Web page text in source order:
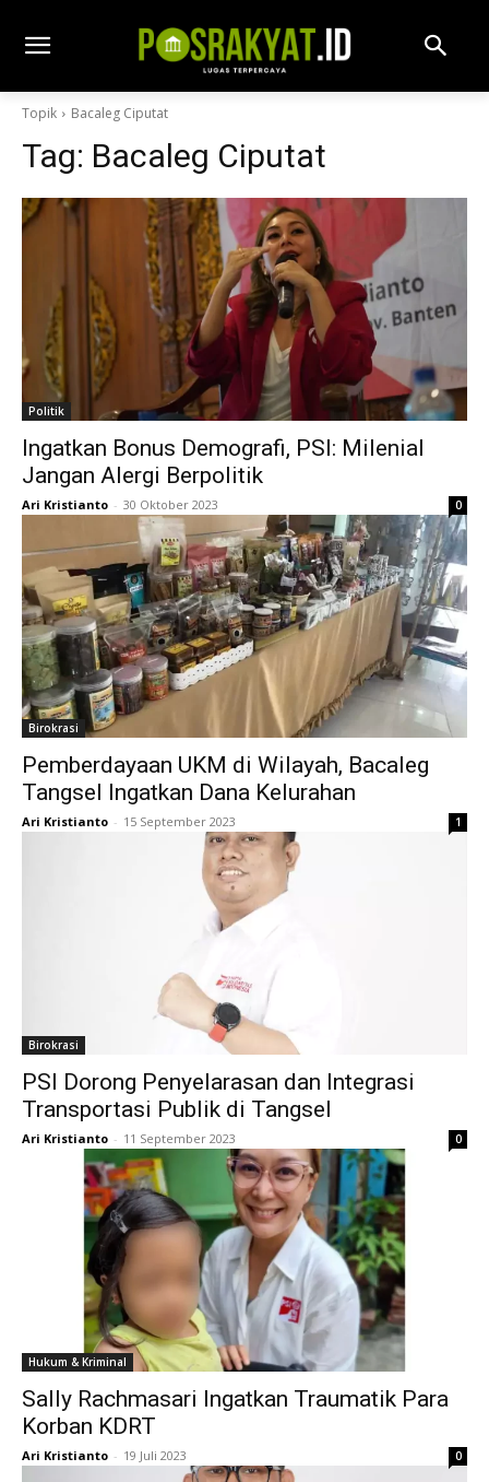
Topik Bacaleg Ciputat
Tag: Bacaleg Ciputat
Politik
Ingatkan Bonus Demografi, PSI: Milenial
Jangan Alergi Berpolitik
Ari Kristianto - 30 Oktober 2023 0
Birokrasi
Pemberdayaan UKM di Wilayah, Bacaleg
Tangsel Ingatkan Dana Kelurahan
Ari Kristianto - 15 September 2023 1
Birokrasi
PSI Dorong Penyelarasan dan Integrasi
Transportasi Publik di Tangsel
Ari Kristianto - 11 September 2023 0
Hukum & Kriminal
Sally Rachmasari Ingatkan Traumatik Para
Korban KDRT
Ari Kristianto - 19 Juli 2023 0